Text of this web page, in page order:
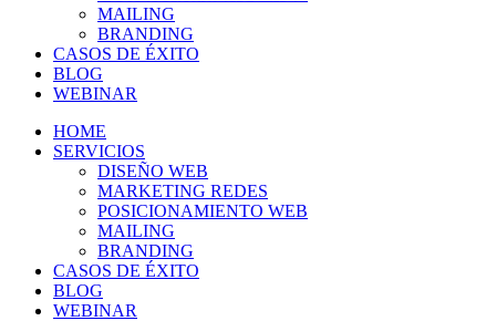
MAILING
BRANDING
CASOS DE ÉXITO
BLOG
WEBINAR
HOME
SERVICIOS
DISEÑO WEB
MARKETING REDES
POSICIONAMIENTO WEB
MAILING
BRANDING
CASOS DE ÉXITO
BLOG
WEBINAR